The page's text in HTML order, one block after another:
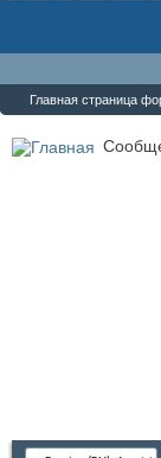
Главная страница